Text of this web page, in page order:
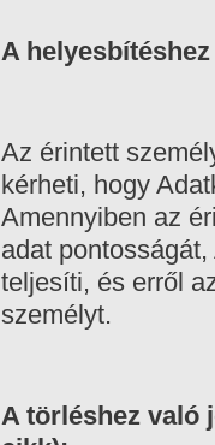
A
Az érintett
kérheti, hogy
Amennyiben az
adat
teljesíti, és erről
személyt.
A törléshez való